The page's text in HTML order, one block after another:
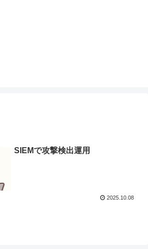
SIEMで攻撃検出運用
2025.10.08